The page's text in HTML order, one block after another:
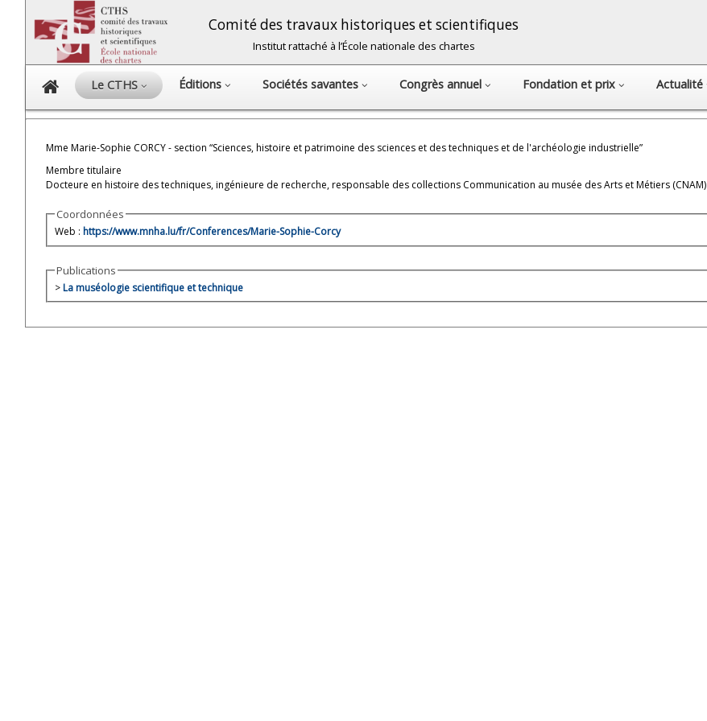
Comité des travaux historiques et scientifiques
Institut rattaché à l’École nationale des chartes
Le CTHS Éditions Sociétés savantes Congrès annuel Fondation et prix Actualité
Mme Marie-Sophie CORCY - section “Sciences, histoire et patrimoine des sciences et des techniques et de l'archéologie industrielle”
Membre titulaire
Docteure en histoire des techniques, ingénieure de recherche, responsable des collections Communication au musée des Arts et Métiers (CNAM)
Coordonnées
Web : https://www.mnha.lu/fr/Conferences/Marie-Sophie-Corcy
Publications
> La muséologie scientifique et technique